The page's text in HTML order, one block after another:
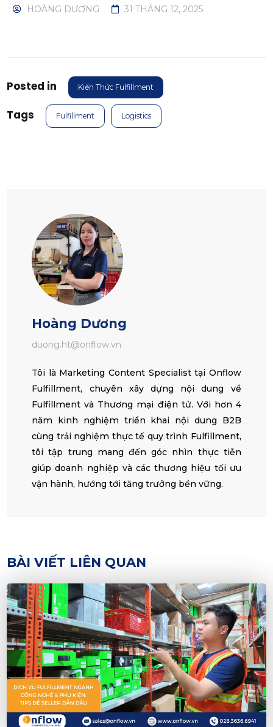
HOÀNG DƯƠNG 31 THÁNG 12, 2025
Posted in Kiến Thức Fulfillment
Tags Fulfillment Logistics
Hoàng Dương
duong.ht@onflow.vn
Tôi là Marketing Content Specialist tại Onflow
Fulfillment, chuyên xây dựng nội dung về
Fulfillment và Thương mại điện tử. Với hơn 4
năm kinh nghiệm triển khai nội dung B2B
cùng trải nghiệm thực tế quy trình Fulfillment,
tôi tập trung mang đến góc nhìn thực tiễn
giúp doanh nghiệp và các thương hiệu tối ưu
vận hành, hướng tới tăng trưởng bền vững.
BÀI VIẾT LIÊN QUAN